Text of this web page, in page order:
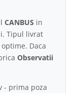
CANBUS in
Tipul livrat
Daca
Observatii
- prima poza